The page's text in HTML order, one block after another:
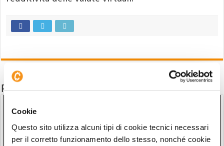
Cookie
Questo sito utilizza alcuni tipi di cookie tecnici necessari
per il corretto funzionamento dello stesso, nonché cookie
Potrebbe interessarti anche